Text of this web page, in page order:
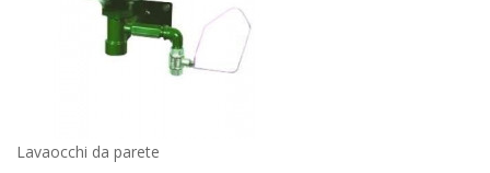
Lavaocchi da parete